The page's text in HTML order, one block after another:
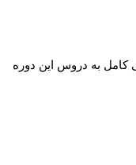
به دروس این دوره